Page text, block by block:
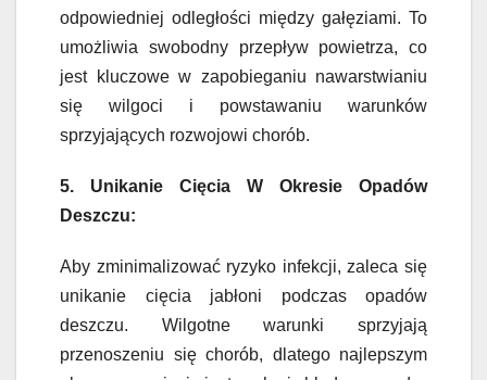
odpowiedniej odległości między gałęziami. To
umożliwia swobodny przepływ powietrza, co
jest kluczowe w zapobieganiu nawarstwianiu
się wilgoci i powstawaniu warunków
sprzyjających rozwojowi chorób.
5. Unikanie Cięcia W Okresie Opadów
Deszczu:
Aby zminimalizować ryzyko infekcji, zaleca się
unikanie cięcia jabłoni podczas opadów
deszczu. Wilgotne warunki sprzyjają
przenoszeniu się chorób, dlatego najlepszym